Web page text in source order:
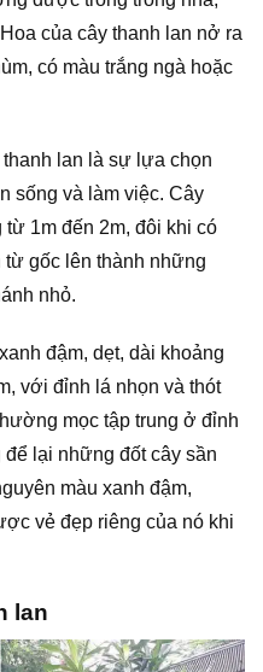
của cây thanh lan nở ra
có màu trắng ngà hoặc
lan là sự lựa chọn
sống và làm việc. Cây
1m đến 2m, đôi khi có
từ gốc lên thành những
nhỏ.
đậm, dẹt, dài khoảng
với đỉnh lá nhọn và thót
mọc tập trung ở đỉnh
lại những đốt cây sần
màu xanh đậm,
vẻ đẹp riêng của nó khi
lan